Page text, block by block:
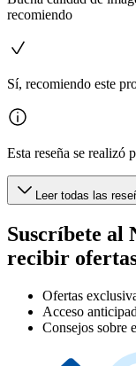
recomiendo
Sí, recomiendo este
Esta reseña se
Leer todas las
Suscríbete al
recibir
Ofertas
Acceso
Consejos sobre